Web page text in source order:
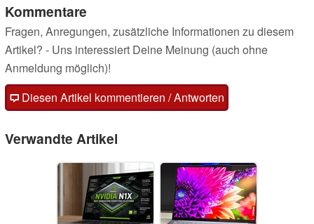
Kommentare
Fragen, Anregungen, zusätzliche Informationen zu diesem
Artikel? - Uns interessiert Deine Meinung (auch ohne
Anmeldung möglich)!
Diesen Artikel kommentieren / Antworten
Verwandte Artikel